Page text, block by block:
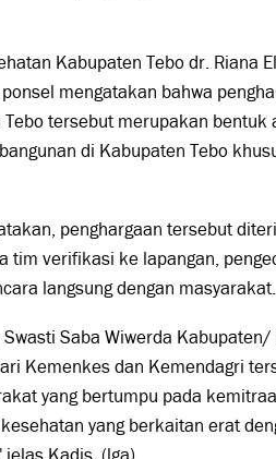
Kabupaten Tebo dr. Riana
mengatakan bahwa
tersebut merupakan
di Kabupaten Tebo
penghargaan tersebut
tim verifikasi ke lapangan,
langsung dengan masyarakat.
Swasti Saba Wiwerda
Kemenkes dan Kemendagri
yang bertumpu pada
yang berkaitan erat